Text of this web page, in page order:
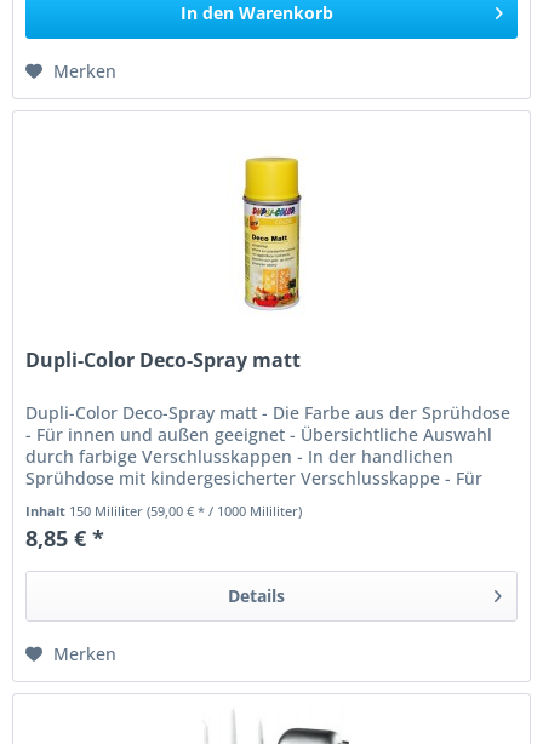
In den Warenkorb
Merken
Dupli-Color Deco-Spray matt
Dupli-Color Deco-Spray matt - Die Farbe aus der Sprühdose
- Für innen und außen geeignet - Übersichtliche Auswahl
durch farbige Verschlusskappen - In der handlichen
Sprühdose mit kindergesicherter Verschlusskappe - Für
Inhalt 150 Mililiter(59,00 € * / 1000 Mililiter)
8,85 € *
Details
Merken